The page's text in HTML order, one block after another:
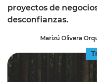
proyectos de
desconfianzas.
Marizú Olivera